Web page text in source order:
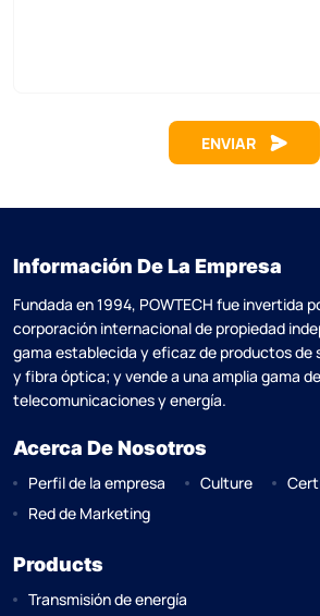
ENVIAR
Información De La Empresa
Fundada en 1994, POWTECH fue invertida
corporación internacional de propiedad
gama establecida y eficaz de productos de
y fibra óptica; y vende a una amplia gama
telecomunicaciones y energía.
Acerca De Nosotros
Perfil de la empresa Culture
Red de Marketing
Products
Transmisión de energía